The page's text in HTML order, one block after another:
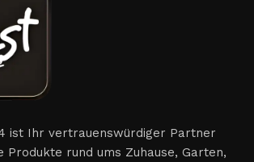
ist Ihr vertrauenswürdiger Partner
Produkte rund ums Zuhause, Garten,